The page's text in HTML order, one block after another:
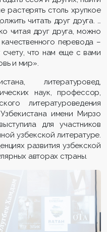
растерять столь хрупкое
читать друг друга. …
читая друг друга, можно
перевода –
что нам еще с вами
и мир».
литературовед,
наук, профессор,
литературоведения
имени Мирзо
для участников
узбекской литературе.
развития узбекской
авторах страны.